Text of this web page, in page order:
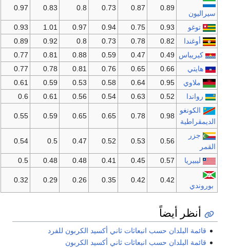
سيراليون
0.89
0.87
0.73
0.8
0.83
0.97
توغو 0.93
0.75
0.94
0.97
1.01
0.93
أوغندا
0.82
0.78
0.73
0.8
0.92
0.89
كيريباس 0.49
0.47
0.59
0.88
0.81
0.77
هايتي
0.66
0.65
0.76
0.81
0.78
0.77
ملاوي
0.95
0.64
0.58
0.53
0.59
0.61
رواندا
0.52
0.63
0.54
0.56
0.61
0.6
الكونغو
الديمقراطية
0.98
0.78
0.65
0.65
0.59
0.55
جزر
القمر
0.56
0.53
0.52
0.47
0.5
0.54
ليبيريا 0.57
0.45
0.41
0.48
0.48
0.5
بوروندي
0.42
0.42
0.35
0.26
0.29
0.32
أنظر أيضاً
قائمة البلدان حسب انبعاثات ثاني أكسيد الكربون للفرد
قائمة البلدان حسب انبعاثات ثاني أكسيد الكربون